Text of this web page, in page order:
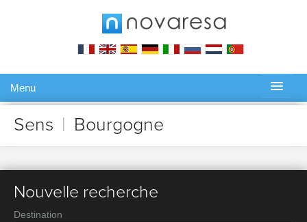
Menu
Gérer ma réservation
Sens Bourgogne
Nouvelle recherche
Destination